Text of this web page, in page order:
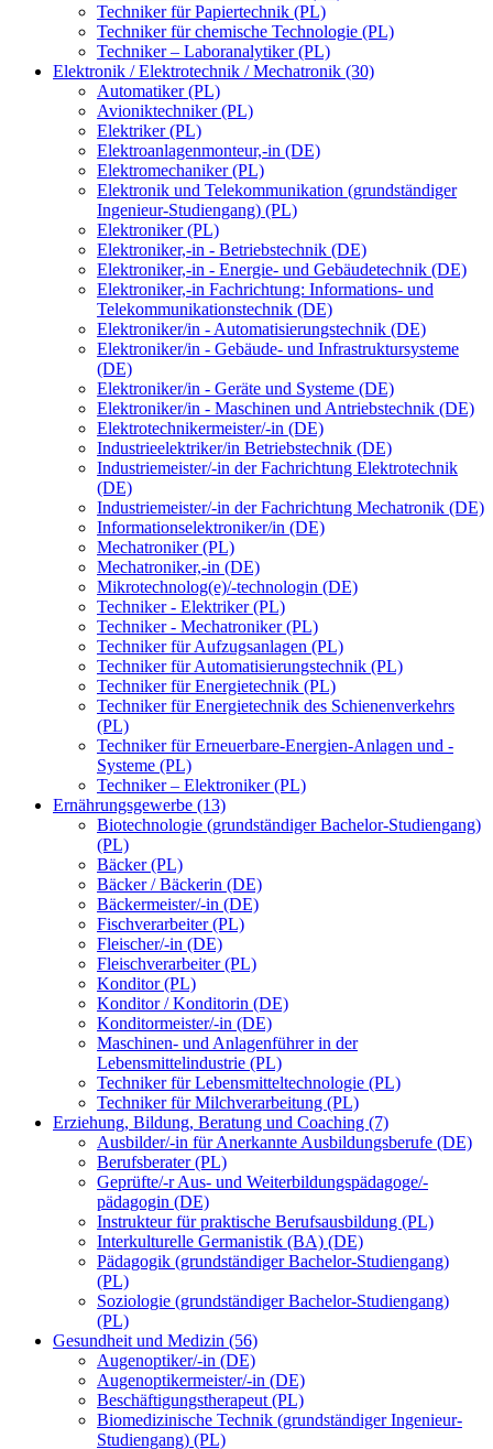
Techniker für Papiertechnik (PL)
Techniker für chemische Technologie (PL)
Techniker – Laboranalytiker (PL)
Elektronik / Elektrotechnik / Mechatronik (30)
Automatiker (PL)
Avioniktechniker (PL)
Elektriker (PL)
Elektroanlagenmonteur,-in (DE)
Elektromechaniker (PL)
Elektronik und Telekommunikation (grundständiger
Ingenieur-Studiengang) (PL)
Elektroniker (PL)
Elektroniker,-in - Betriebstechnik (DE)
Elektroniker,-in - Energie- und Gebäudetechnik (DE)
Elektroniker,-in Fachrichtung: Informations- und
Telekommunikationstechnik (DE)
Elektroniker/in - Automatisierungstechnik (DE)
Elektroniker/in - Gebäude- und Infrastruktursysteme
(DE)
Elektroniker/in - Geräte und Systeme (DE)
Elektroniker/in - Maschinen und Antriebstechnik (DE)
Elektrotechnikermeister/-in (DE)
Industrieelektriker/in Betriebstechnik (DE)
Industriemeister/-in der Fachrichtung Elektrotechnik
(DE)
Industriemeister/-in der Fachrichtung Mechatronik (DE)
Informationselektroniker/in (DE)
Mechatroniker (PL)
Mechatroniker,-in (DE)
Mikrotechnolog(e)/-technologin (DE)
Techniker - Elektriker (PL)
Techniker - Mechatroniker (PL)
Techniker für Aufzugsanlagen (PL)
Techniker für Automatisierungstechnik (PL)
Techniker für Energietechnik (PL)
Techniker für Energietechnik des Schienenverkehrs
(PL)
Techniker für Erneuerbare-Energien-Anlagen und -
Systeme (PL)
Techniker – Elektroniker (PL)
Ernährungsgewerbe (13)
Biotechnologie (grundständiger Bachelor-Studiengang)
(PL)
Bäcker (PL)
Bäcker / Bäckerin (DE)
Bäckermeister/-in (DE)
Fischverarbeiter (PL)
Fleischer/-in (DE)
Fleischverarbeiter (PL)
Konditor (PL)
Konditor / Konditorin (DE)
Konditormeister/-in (DE)
Maschinen- und Anlagenführer in der
Lebensmittelindustrie (PL)
Techniker für Lebensmitteltechnologie (PL)
Techniker für Milchverarbeitung (PL)
Erziehung, Bildung, Beratung und Coaching (7)
Ausbilder/-in für Anerkannte Ausbildungsberufe (DE)
Berufsberater (PL)
Geprüfte/-r Aus- und Weiterbildungspädagoge/-
pädagogin (DE)
Instrukteur für praktische Berufsausbildung (PL)
Interkulturelle Germanistik (BA) (DE)
Pädagogik (grundständiger Bachelor-Studiengang)
(PL)
Soziologie (grundständiger Bachelor-Studiengang)
(PL)
Gesundheit und Medizin (56)
Augenoptiker/-in (DE)
Augenoptikermeister/-in (DE)
Beschäftigungstherapeut (PL)
Biomedizinische Technik (grundständiger Ingenieur-
Studiengang) (PL)